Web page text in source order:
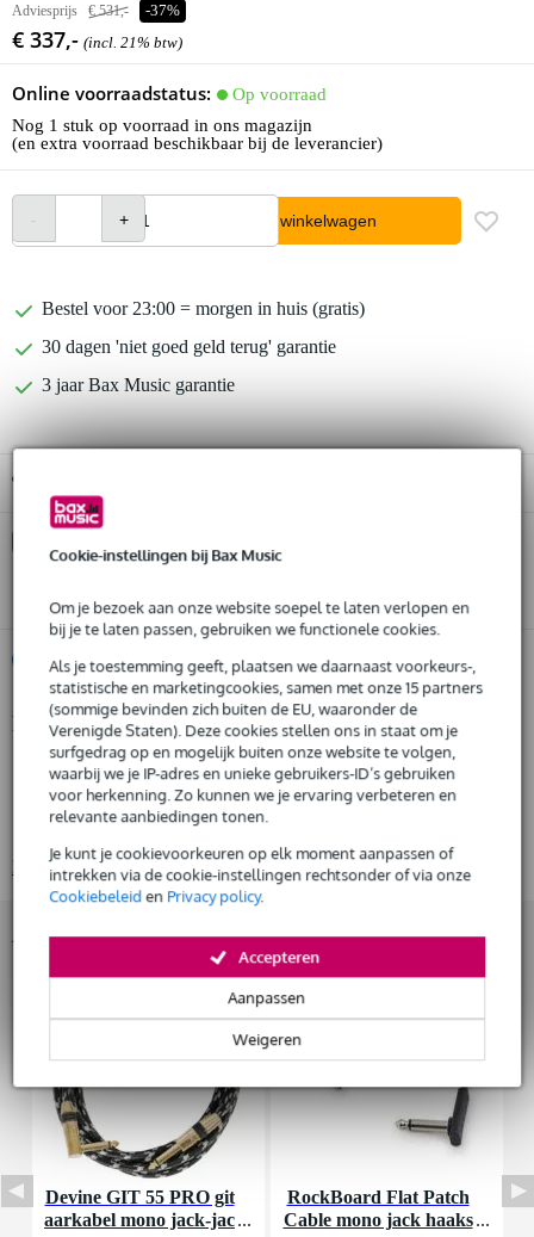
Cookie-instellingen bij Bax Music
Om je bezoek aan onze website soepel te laten verlopen en
bij je te laten passen, gebruiken we functionele cookies.
Als je toestemming geeft, plaatsen we daarnaast voorkeurs-,
statistische en marketingcookies, samen met onze 15 partners
(sommige bevinden zich buiten de EU, waaronder de
Verenigde Staten). Deze cookies stellen ons in staat om je
surfgedrag op en mogelijk buiten onze website te volgen,
waarbij we je IP-adres en unieke gebruikers-ID’s gebruiken
voor herkenning. Zo kunnen we je ervaring verbeteren en
relevante aanbiedingen tonen.
Je kunt je cookievoorkeuren op elk moment aanpassen of
intrekken via de cookie-instellingen rechtsonder of via onze
Cookiebeleiden Privacy policy.
Weigeren
Aanpassen
Accepteren
Adviesprijs € 531,- -37%
€ 337,- (incl. 21% btw)
Online voorraadstatus:
Op voorraad
Nog 1 stuk op voorraad in ons magazijn
(en extra voorraad beschikbaar bij de leverancier)
In winkelwagen
Bestel voor 23:00 = morgen in huis (gratis)
30 dagen 'niet goed geld terug' garantie
3 jaar Bax Music garantie
voordelen
Huur dit product
Huur dit product al vanaf 24 euro per maand
Huur meerdere producten tegelijk: min. € 300,- en max.
€ 2.500,-
Gratisthuisbezorgd of op te halen in de winkel
Al na 4 maanden maandelijks opzegbaar
De mogelijkheid om je product(en) met korting te kopen
Snelle vervanging door Bax Music bij een defect
Huur dit product
Productinformatie
type effect: synthesizer
multi-voice oscillator
geschikt voor o.a. gitaar, drum machines en zang
Bekijk alle productspecificaties
Accessoires (38)
Devine GIT 55 PRO git
aarkabel mono jack-jac
RockBoard Flat Patch
Cable mono jack haaks